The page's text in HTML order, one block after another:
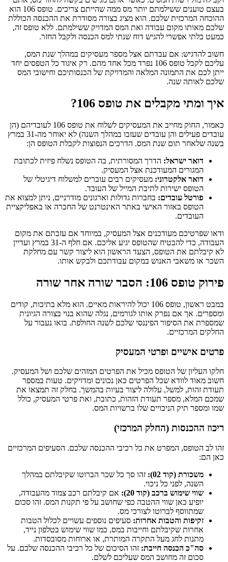
בעצם טוענים ששילמתם יותר מס ממה שהייתם צריכים. טופס 106 הוא
ההוכחה המרכזית שלכם. הוא מציג בצורה מסודרת את ההכנסה הכוללת
שלכם מאותו מקום עבודה ואת המס המדויק ששילמתם. ללא טופס זה,
כמעט בלתי אפשרי להגיש דוח שנתי למס הכנסה ולקבל החזר.
חשוב להדגיש: אם עבדתם אצל מספר מעסיקים במהלך שנת המס,
עליכם לקבל טופס 106 נפרד מכל אחד מהם. רק איגוד כל הטפסים יחד
ייתן לכם את התמונה המלאה והמדויקת של הכנסותיכם וחישובי המס
שלכם לאותה שנה.
איך ומתי מקבלים את טופס 106?
כאמור, החוק מחייב את המעסיקים לשלוח את טופס 106 לעובדיהם (הן
עובדים פעילים והן עובדים שעזבו במהלך השנה) לא יאוחר מה-31 במרץ
בשנה שלאחר תום שנת המס. הדרכים הנפוצות לקבלת הטופס הן:
דואר ישראל: הדרך המסורתית, בה הטופס נשלח פיזית לכתובת
המגורים המעודכנת אצל המעסיק.
דואר אלקטרוני: מעסיקים רבים עוברים למשלוח דיגיטלי של
הטופס ישירות לתיבת המייל של העובד.
פורטל עובדים: בחברות גדולות וארגונים מודרניים, ניתן למצוא את
הטופס באזור האישי באתר האינטרנט של החברה או באפליקציית
העובדים.
ודאו שפרטיכם מעודכנים אצל המעסיק, במיוחד אם עזבתם את מקום
העבודה, כדי להבטיח שהטופס יגיע אליכם. אם חלף ה-31 במרץ ועדיין
לא קיבלתם את הטופס, הצעד הראשון הוא ליצור קשר עם מחלקת
השכר או משאבי האנוש במקום עבודתכם ולבקש אותו.
פירוק טופס 106: הסבר שורה אחר שורה
במבט ראשון, טופס 106 יכול להיראות מאיים. הוא מלא בתיבות, קודים
ומספרים. אך אם נפרק אותו לגורמים, נגלה שהוא בנוי בצורה הגיונית
שמספרת את הסיפור הפיננסי שלכם לשנה החולפת. בואו נעבור על
החלקים המרכזיים.
פרטים אישיים ופרטי המעסיק
חלקו העליון של הטופס מכיל את הפרטים המזהים שלכם ושל המעסיק.
חשוב מאוד לוודא שכל הפרטים כאן נכונים ומדויקים. טעות במספר
תעודת זהות, למשל, עלולה ליצור בעיות בהמשך. בחלק זה תמצאו את
שמכם המלא, מספר תעודת הזהות, כתובת, ואת פרטי המעסיק, כולל
שמו ומספר תיק הניכויים שלו ברשויות המס.
ריכוז ההכנסות (החלק המרכזי)
זהו לב הטופס, המפרט את כל רכיבי ההכנסה שלכם. הסעיפים המרכזיים
כאן הם:
משכורת (קוד 02):
זהו סך כל שכר הברוטו שקיבלתם במהלך
השנה, לפני כל ניכוי.
שווי שימוש ברכב (קוד 20):
אם קיבלתם רכב צמוד מהעבודה,
יופיע כאן שווי ההטבה כפי שחושב על פי תקנות המס. זהו סכום
שמתווסף לברוטו לצורכי מס.
זקיפות והטבות אחרות: סעיפים נוספים עשויים לכלול הטבות
אחרות שקיבלתם וחייבות במס, כמו שווי שימוש בטלפון נייד,
מתנות לחג מעל התקרה המותרת, או ארוחות מסובסדות.
סה"כ הכנסה חייבת: זהו הסיכום של כל רכיבי ההכנסה שלכם. על
סכום זה מחושב המס שעליכם לשלם.